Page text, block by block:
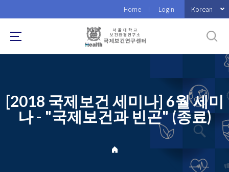
로
메
Home Login Korean
[2018 국제보건 세미나] 6월 세미
나 - "국제보건과 빈곤" (종료)